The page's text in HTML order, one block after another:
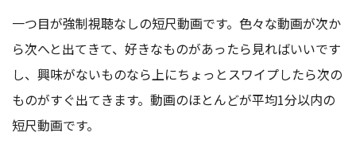
一つ目が強制視聴なしの短尺動画です。色々な動画が次か
ら次へと出てきて、好きなものがあったら見ればいいです
し、興味がないものなら上にちょっとスワイプしたら次の
ものがすぐ出てきます。動画のほとんどが平均1分以内の
短尺動画です。